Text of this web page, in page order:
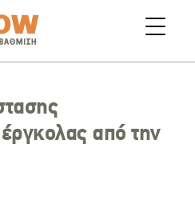
από την